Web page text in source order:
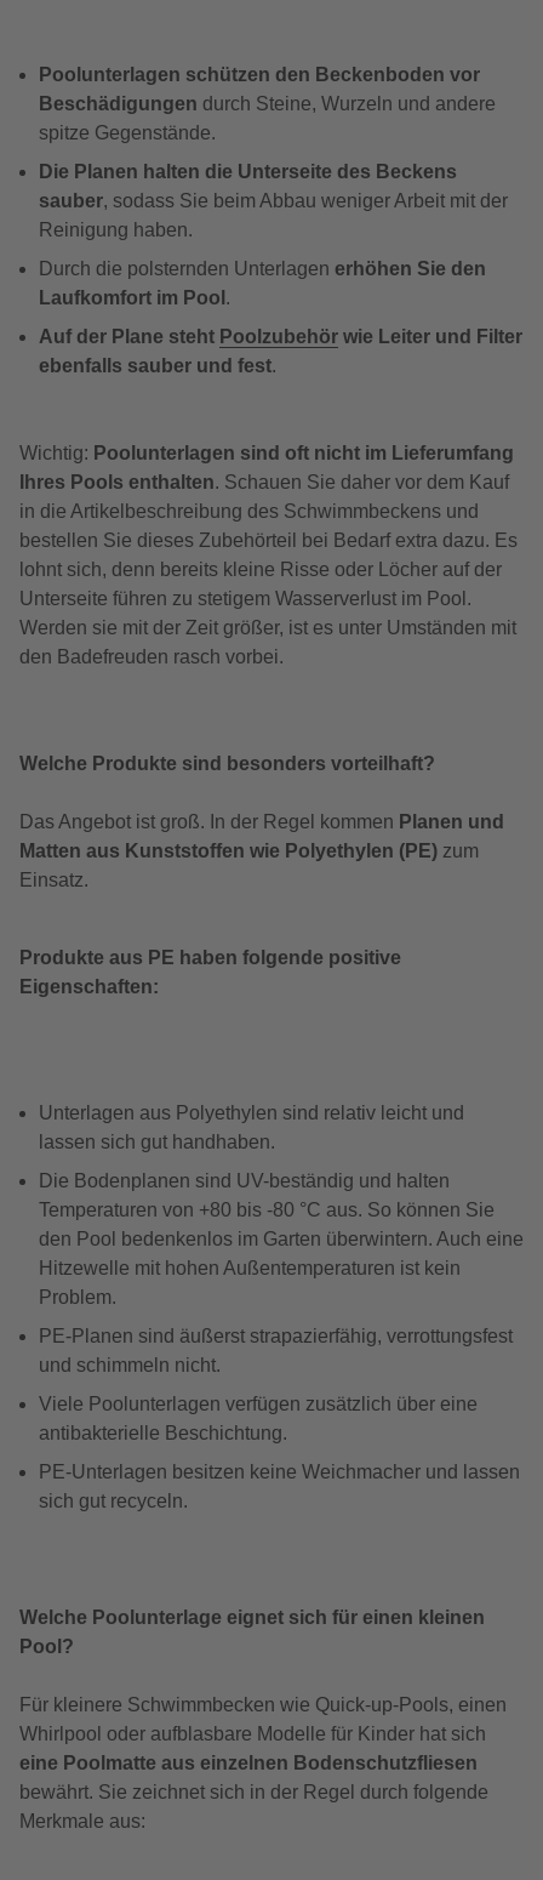
Poolunterlagen schützen den Beckenboden vor
Beschädigungen durch Steine, Wurzeln und andere
spitze Gegenstände.
Die Planen halten die Unterseite des Beckens
sauber, sodass Sie beim Abbau weniger Arbeit mit der
Reinigung haben.
Durch die polsternden Unterlagen erhöhen Sie den
Laufkomfort im Pool .
Auf der Plane steht Poolzubehör wie Leiter und Filter
ebenfalls sauber und fest.
Wichtig: Poolunterlagen sind oft nicht im Lieferumfang
Ihres Pools enthalten. Schauen Sie daher vor dem Kauf
in die Artikelbeschreibung des Schwimmbeckens und
bestellen Sie dieses Zubehörteil bei Bedarf extra dazu. Es
lohnt sich, denn bereits kleine Risse oder Löcher auf der
Unterseite führen zu stetigem Wasserverlust im Pool.
Werden sie mit der Zeit größer, ist es unter Umständen mit
den Badefreuden rasch vorbei.
Welche Produkte sind besonders vorteilhaft?
Das Angebot ist groß. In der Regel kommen Planen und
Matten aus Kunststoffen wie Polyethylen (PE) zum
Einsatz.
Produkte aus PE haben folgende positive
Eigenschaften:
Unterlagen aus Polyethylen sind relativ leicht und
lassen sich gut handhaben.
Die Bodenplanen sind UV-beständig und halten
Temperaturen von +80 bis -80 °C aus. So können Sie
den Pool bedenkenlos im Garten überwintern. Auch eine
Hitzewelle mit hohen Außentemperaturen ist kein
Problem.
PE-Planen sind äußerst strapazierfähig, verrottungsfest
und schimmeln nicht.
Viele Poolunterlagen verfügen zusätzlich über eine
antibakterielle Beschichtung.
PE-Unterlagen besitzen keine Weichmacher und lassen
sich gut recyceln.
Welche Poolunterlage eignet sich für einen kleinen
Pool?
Für kleinere Schwimmbecken wie Quick-up-Pools, einen
Whirlpool oder aufblasbare Modelle für Kinder hat sich
eine Poolmatte aus einzelnen Bodenschutzfliesen
bewährt. Sie zeichnet sich in der Regel durch folgende
Merkmale aus: